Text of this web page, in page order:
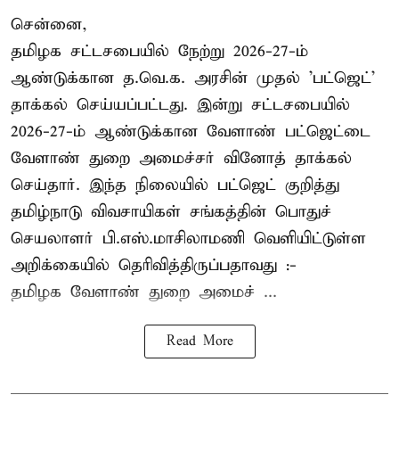
சென்னை,
தமிழக சட்டசபையில் நேற்று 2026-27-ம்
ஆண்டுக்கான த.வெ.க. அரசின் முதல் 'பட்ஜெட்'
தாக்கல் செய்யப்பட்டது. இன்று சட்டசபையில்
2026-27-ம் ஆண்டுக்கான வேளாண் பட்ஜெட்டை
வேளாண் துறை அமைச்சர் வினோத் தாக்கல்
செய்தார். இந்த நிலையில் பட்ஜெட் குறித்து
தமிழ்நாடு விவசாயிகள் சங்கத்தின் பொதுச்
செயலாளர் பி.எஸ்.மாசிலாமணி வெளியிட்டுள்ள
அறிக்கையில் தெரிவித்திருப்பதாவது :-
தமிழக வேளாண் துறை அமைச் ...
Read More